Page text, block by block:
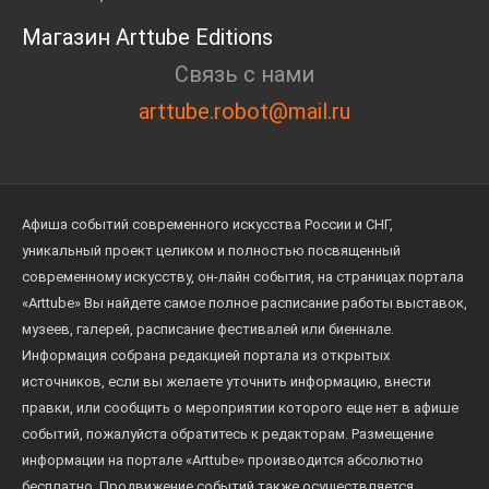
Магазин Arttube Editions
Связь с нами
arttube.robot@mail.ru
Афиша событий современного искусства России и СНГ,
уникальный проект целиком и полностью посвященный
современному искусству, он-лайн события, на страницах портала
«Arttube» Вы найдете самое полное расписание работы выставок,
музеев, галерей, расписание фестивалей или биеннале.
Информация собрана редакцией портала из открытых
источников, если вы желаете уточнить информацию, внести
правки, или сообщить о мероприятии которого еще нет в афише
событий, пожалуйста обратитесь к редакторам. Размещение
информации на портале «Arttube» производится абсолютно